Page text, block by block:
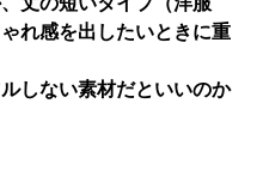
れ感を出したいときに重
しない素材だといいのか